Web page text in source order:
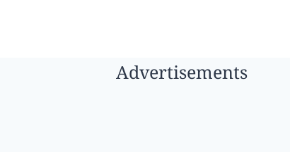
Advertisements